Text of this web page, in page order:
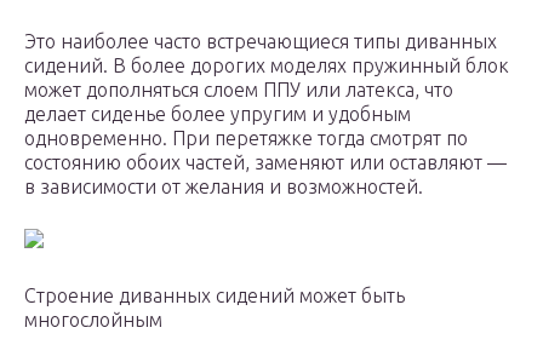
Это наиболее часто встречающиеся типы диванных
сидений. В более дорогих моделях пружинный блок
может дополняться слоем ППУ или латекса, что
делает сиденье более упругим и удобным
одновременно. При перетяжке тогда смотрят по
состоянию обоих частей, заменяют или оставляют —
в зависимости от желания и возможностей.
Строение диванных сидений может быть
многослойным